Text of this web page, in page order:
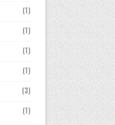
(1)
(1)
(1)
(1)
(3)
(1)